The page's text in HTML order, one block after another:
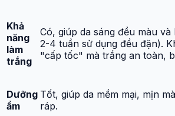
Khả
năng
làm
trắng
Có, giúp da sáng đều màu
2-4 tuần sử dụng đều đặn).
"cấp tốc" mà trắng an toàn,
Dưỡng
ẩm
Tốt, giúp da mềm mại, mịn
ráp.